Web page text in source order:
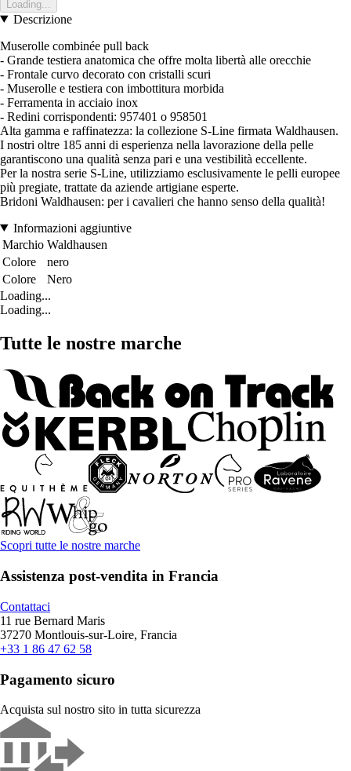
Loading...
Descrizione
Muserolle combinée pull back
- Grande testiera anatomica che offre molta libertà alle orecchie
- Frontale curvo decorato con cristalli scuri
- Muserolle e testiera con imbottitura morbida
- Ferramenta in acciaio inox
- Redini corrispondenti: 957401 o 958501
Alta gamma e raffinatezza: la collezione S-Line firmata Waldhausen.
I nostri oltre 185 anni di esperienza nella lavorazione della pelle
garantiscono una qualità senza pari e una vestibilità eccellente.
Per la nostra serie S-Line, utilizziamo esclusivamente le pelli europee
più pregiate, trattate da aziende artigiane esperte.
Bridoni Waldhausen: per i cavalieri che hanno senso della qualità!
Informazioni aggiuntive
Marchio Waldhausen
Colore
nero
Colore
Nero
Loading...
Loading...
Tutte le nostre marche
Scopri tutte le nostre marche
Assistenza post-vendita in Francia
Contattaci
11 rue Bernard Maris
37270 Montlouis-sur-Loire, Francia
+33 1 86 47 62 58
Pagamento sicuro
Acquista sul nostro sito in tutta sicurezza